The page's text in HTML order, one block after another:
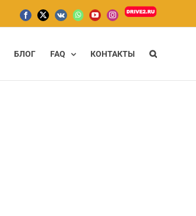
Facebook
X Vk WhatsAppYouTubeInstagramDrive2.ru
БЛОГ FAQ КОНТАКТЫ